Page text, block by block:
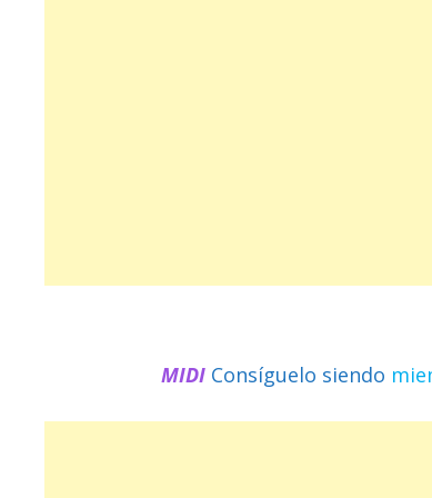
MIDI Consíguelo siendo